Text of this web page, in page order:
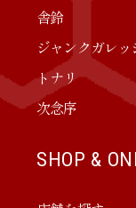
舎鈴
ジャンクガレッ
トナリ
次念序
SHOP &